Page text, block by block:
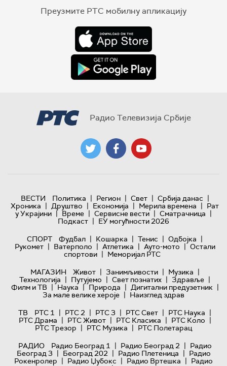
Преузмите РТС мобилну апликацију
Радио Телевизија Србије
ВЕСТИ Политика | Регион | Свет | Србија данас |
Хроника | Друштво | Економија | Мерила времена | Рат
у Украјини | Време | Сервисне вести | Сматрачница |
Подкаст | ЕУ могућности 2026
СПОРТ
Фудбал | Кошарка | Тенис | Одбојка |
Рукомет | Ватерполо | Атлетика | Ауто-мото | Остали
спортови | Меморијал РТС
МАГАЗИН
Живот | Занимљивости | Музика |
Технологијa | Путујемо | Свет познатих | Здравље |
Филм и ТВ | Наука | Природа | Дигитални предузетник |
За мале велике хероје | Наизглед здрав
ТВ
РТС 1 | РТС 2 | РТС 3 | РТС Свет | РТС Наука |
РТС Драма | РТС Живот | РТС Класика | РТС Коло |
РТС Трезор | РТС Музика | РТС Полетарац
РАДИО
Радио Београд 1 | Радио Београд 2 | Радио
Београд 3 | Београд 202 | Радио Плетеница | Радио
Рокенролер | Радио Џубокс | Радио Вртешка | Радио